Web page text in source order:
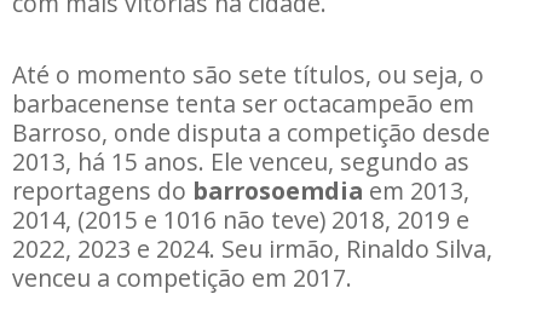
Até o momento são sete títulos, ou seja, o
barbacenense tenta ser octacampeão em
Barroso, onde disputa a competição desde
2013, há 15 anos. Ele venceu, segundo as
reportagens do barrosoemdia em 2013,
2014, (2015 e 1016 não teve) 2018, 2019 e
2022, 2023 e 2024. Seu irmão, Rinaldo Silva,
venceu a competição em 2017.